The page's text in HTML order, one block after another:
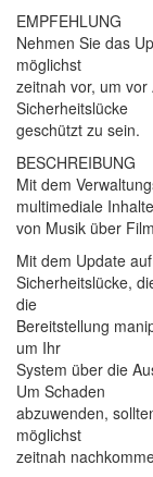
EMPFEHLUNG
Nehmen Sie das
möglichst
zeitnah vor, um
Sicherheitslücke
geschützt zu sein.
BESCHREIBUNG
Mit dem
multimediale
von Musik über
Mit dem Update
Sicherheitslücke,
die
Bereitstellung
um Ihr
System über die
Um Schaden
abzuwenden,
möglichst
zeitnah